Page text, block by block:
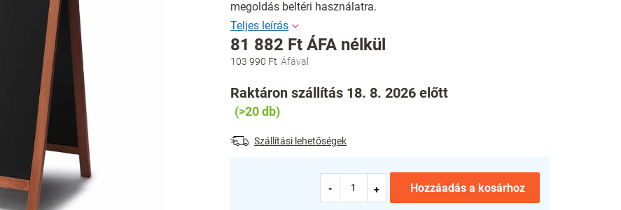
megoldás beltéri használatra.
103 990 Ft
81 882 Ft ÁFA nélkül
Egységár:
Raktáron szállítás 18. 8. 2026 előtt
(>20 db)
Szállítási lehetőségek
Hozzáadás a kosárhoz